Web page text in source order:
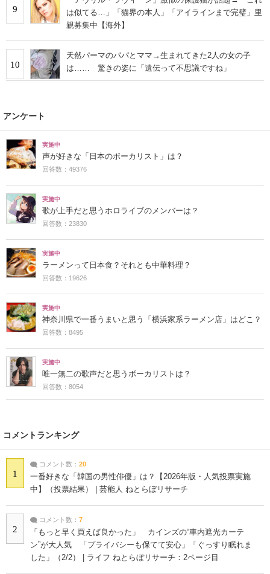
9
は似てる…」「猫界の本人」「アイラインまで完璧」里
親募集中【海外】
10
天然パーマのパパとママ→生まれてきた2人の女の子
は…… 驚きの姿に「遺伝って不思議ですね」
アンケート
実施中
声が好きな「日本のボーカリスト」は？
回答数：49376
実施中
歌が上手だと思うホロライブのメンバーは？
回答数：23830
実施中
ラーメンって日本食？それとも中華料理？
回答数：19626
実施中
神奈川県で一番うまいと思う「横浜家系ラーメン店」はどこ？
回答数：8495
実施中
唯一無二の歌声だと思うボーカリストは？
回答数：8054
コメントランキング
1
コメント数： 20
一番好きな「韓国の男性俳優」は？【2026年版・人気投票実施
中】（投票結果） | 芸能人 ねとらぼリサーチ
2
コメント数： 7
「もっと早く買えば良かった」 カインズの“車内遮光カーテ
ン”が大人気 「プライバシーも保てて安心」「ぐっすり眠れま
した」（2/2） | ライフ ねとらぼリサーチ：2ページ目